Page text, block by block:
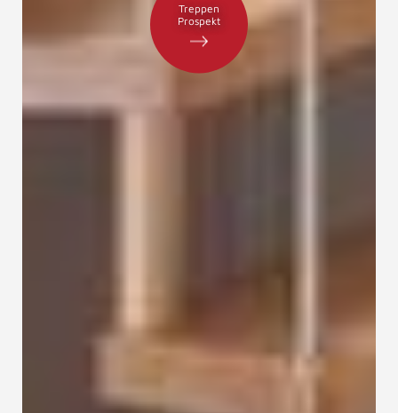
Treppen
Prospekt